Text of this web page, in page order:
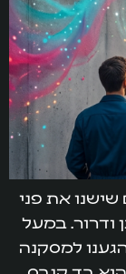
שישנו את פני
ודרור. במעל
הגענו למסקנה